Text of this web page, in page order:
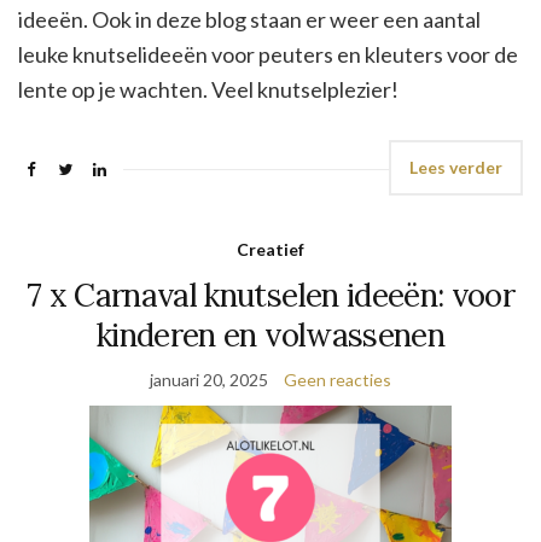
ideeën. Ook in deze blog staan er weer een aantal
leuke knutselideeën voor peuters en kleuters voor de
lente op je wachten. Veel knutselplezier!
Lees verder
Creatief
7 x Carnaval knutselen ideeën: voor
kinderen en volwassenen
januari 20, 2025 Geen reacties